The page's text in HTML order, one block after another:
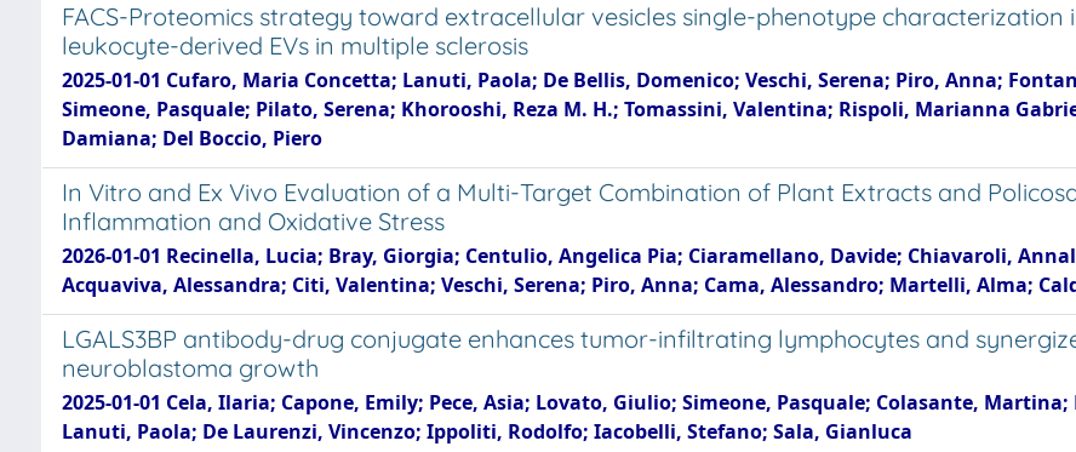
FACS-Proteomics strategy toward extracellular vesicles single-phenotype
leukocyte-derived EVs in multiple sclerosis
2025-01-01 Cufaro, Maria Concetta; Lanuti, Paola; De Bellis, Domenico; Veschi, Serena; Piro, Anna;
Simeone, Pasquale; Pilato, Serena; Khorooshi, Reza M. H.; Tomassini, Valentina; Rispoli, Marianna
Damiana; Del Boccio, Piero
In Vitro and Ex Vivo Evaluation of a Multi-Target Combination of Plant Extracts and
Inflammation and Oxidative Stress
2026-01-01 Recinella, Lucia; Bray, Giorgia; Centulio, Angelica Pia; Ciaramellano, Davide; Chiavaroli,
Acquaviva, Alessandra; Citi, Valentina; Veschi, Serena; Piro, Anna; Cama, Alessandro; Martelli, Alma;
LGALS3BP antibody-drug conjugate enhances tumor-infiltrating lymphocytes and
neuroblastoma growth
2025-01-01 Cela, Ilaria; Capone, Emily; Pece, Asia; Lovato, Giulio; Simeone, Pasquale; Colasante,
Lanuti, Paola; De Laurenzi, Vincenzo; Ippoliti, Rodolfo; Iacobelli, Stefano; Sala, Gianluca